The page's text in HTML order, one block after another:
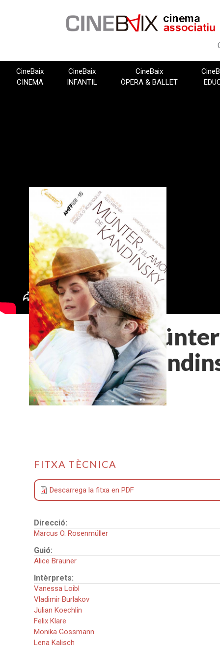
CineBaix
CINEMA
CineBaix
INFANTIL
CineBaix
ÒPERA & BALLET
Münter
FITXA TÈCNICA
Descarrega la fitxa en PDF
Direcció:
Marcus O. Rosenmüller
Guió:
Alice Brauner
Intèrprets:
Vanessa Loibl
Vladimir Burlakov
Julian Koechlin
Felix Klare
Monika Gossmann
Lena Kalisch